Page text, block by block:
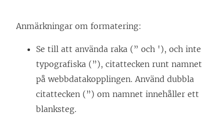
Anmärkningar om formatering:
Se till att använda raka (” och '), och inte
typografiska (”), citattecken runt namnet
på webbdatakopplingen. Använd dubbla
citattecken (”) om namnet innehåller ett
blanksteg.